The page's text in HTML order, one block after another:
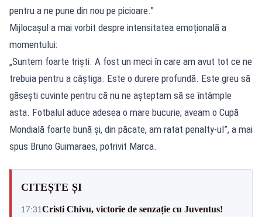
pentru a ne pune din nou pe picioare.”
Mijlocașul a mai vorbit despre intensitatea emoțională a
momentului:
„Suntem foarte triști. A fost un meci în care am avut tot ce ne
trebuia pentru a câștiga. Este o durere profundă. Este greu să
găsești cuvinte pentru că nu ne așteptam să se întâmple
asta. Fotbalul aduce adesea o mare bucurie; aveam o Cupă
Mondială foarte bună și, din păcate, am ratat penalty-ul”, a mai
spus Bruno Guimaraes, potrivit Marca.
CITEȘTE ȘI
17:31Cristi Chivu, victorie de senzație cu Juventus!